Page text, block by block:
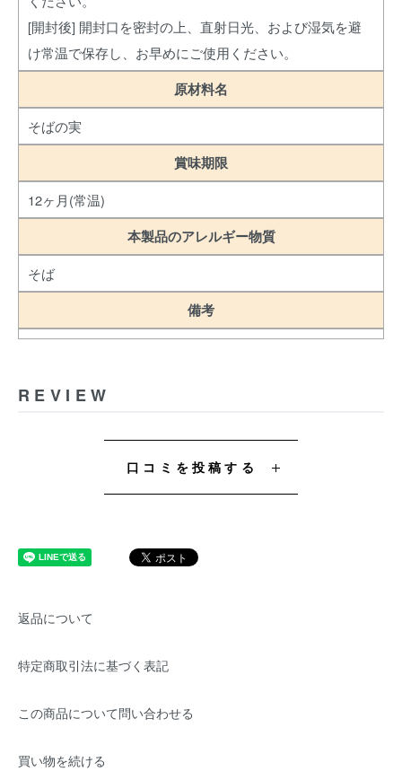
[開封後] 開封口を密封の上、直射日光、および湿気を避
け常温で保存し、お早めにご使用ください。
原材料名
そばの実
賞味期限
12ヶ月(常温)
本製品のアレルギー物質
そば
備考
REVIEW
口コミを投稿する
返品について
特定商取引法に基づく表記
この商品について問い合わせる
買い物を続ける